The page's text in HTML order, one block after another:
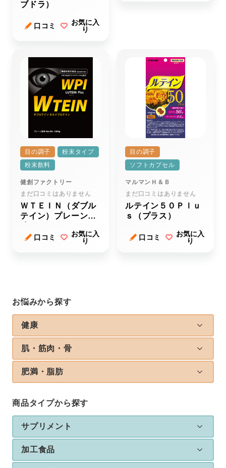
お悩みから探す
健康
肌・筋肉・骨
肥満・脂肪
商品タイプから探す
サプリメント
加工食品
ブドラ）
口コミ
お気に入
り
目の調子
粉末タイプ
粉末飲料
健創ファクトリー
まだ口コミはありません
ＷＴＥＩＮ（ダブル
テイン）プレーン風
口コミ
お気に入
り
目の調子
ソフトカプセル
マルマンＨ＆Ｂ
まだ口コミはありません
ルテイン５０Ｐｌｕ
ｓ（プラス）
口コミ
お気に入
り